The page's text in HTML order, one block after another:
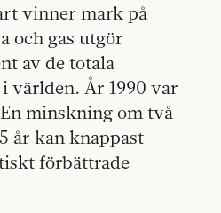
vinner mark på
och gas utgör
av de totala
världen. År 1990 var
minskning om två
år kan knappast
förbättrade